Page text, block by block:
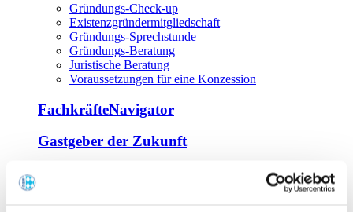
Gründungs-Check-up
Existenzgründermitgliedschaft
Gründungs-Sprechstunde
Gründungs-Beratung
Juristische Beratung
Voraussetzungen für eine Konzession
FachkräfteNavigator
Gastgeber der Zukunft